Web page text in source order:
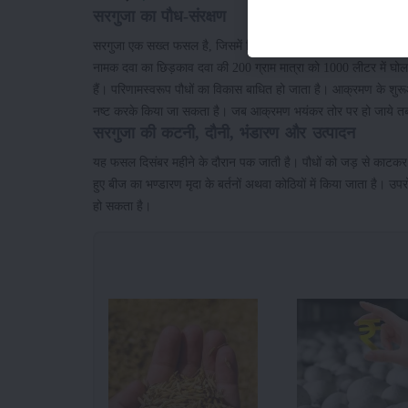
सरगुजा एक सख्त फसल है, जिसमें किसी रोग संक्रमण की संभावना बहुत
नामक दवा का छिड़काव दवा की 200 ग्राम मात्रा को 1000 लीटर
हैं। परिणामस्वरूप पौधों का विकास बाधित हो जाता है। आक्रमण के
नष्ट करके किया जा सकता है। जब आक्रमण भयंकर तोर पर हो जाये तब
यह फसल दिसंबर महीने के दौरान पक जाती है। पौधों को जड़ से
हुए बीज का भण्डारण मृदा के बर्तनों अथवा कोठियों में किया जाता
हो सकता है।